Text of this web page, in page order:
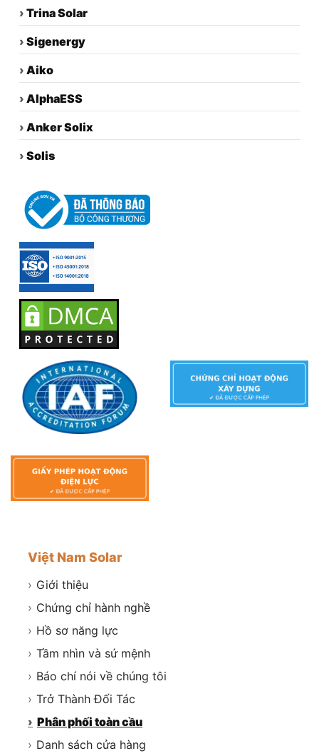
› Trina Solar
› Sigenergy
› Aiko
› AlphaESS
› Anker Solix
› Solis
Việt Nam Solar
› Giới thiệu
› Chứng chỉ hành nghề
› Hồ sơ năng lực
› Tầm nhìn và sứ mệnh
› Báo chí nói về chúng tôi
› Trở Thành Đối Tác
› Phân phối toàn cầu
› Danh sách cửa hàng